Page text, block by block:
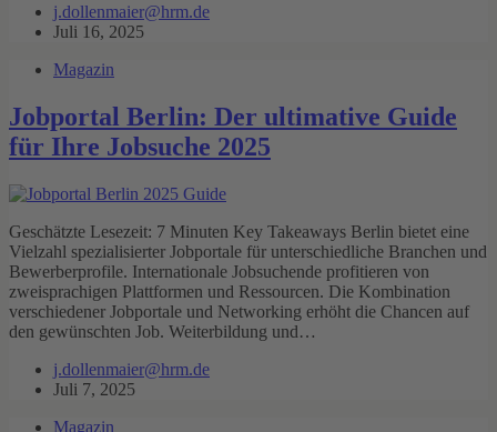
j.dollenmaier@hrm.de
Juli 16, 2025
Magazin
Jobportal Berlin: Der ultimative Guide
für Ihre Jobsuche 2025
Geschätzte Lesezeit: 7 Minuten Key Takeaways Berlin bietet eine
Vielzahl spezialisierter Jobportale für unterschiedliche Branchen und
Bewerberprofile. Internationale Jobsuchende profitieren von
zweisprachigen Plattformen und Ressourcen. Die Kombination
verschiedener Jobportale und Networking erhöht die Chancen auf
den gewünschten Job. Weiterbildung und…
j.dollenmaier@hrm.de
Juli 7, 2025
Magazin